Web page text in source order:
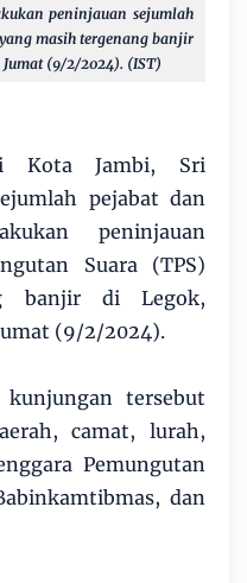
peninjauan sejumlah
masih tergenang banjir
(9/2/2024). (IST)
Kota Jambi, Sri
pejabat dan
peninjauan
Suara (TPS)
banjir di Legok,
(9/2/2024).
tersebut
camat, lurah,
Pemungutan
dan